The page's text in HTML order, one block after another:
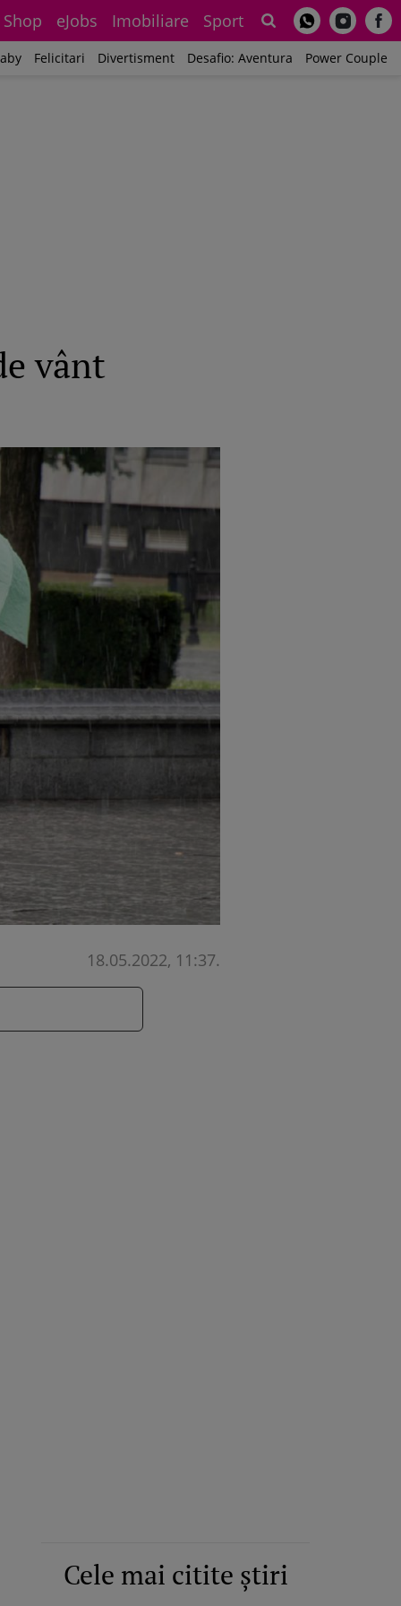
Shop eJobs Imobiliare Sport
Felicitari Divertisment Desafio: Aventura Power Couple
vânt
18.05.2022, 11:37.
Cele mai citite știri